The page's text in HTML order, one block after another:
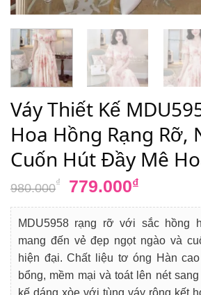
Váy Thiết Kế
Hoa Hồng Rạng Rỡ,
Cuốn Hút Đầy Mê
980.000₫
Giá
là:
980.000₫.
779.000₫
tại
là:
MDU5958 rạng rỡ với sắc hồng
mang đến vẻ đẹp ngọt ngào và
hiện đại. Chất liệu tơ óng Hàn
bổng, mềm mại và toát lên nét
kế dáng xòe với tùng váy rộng kết